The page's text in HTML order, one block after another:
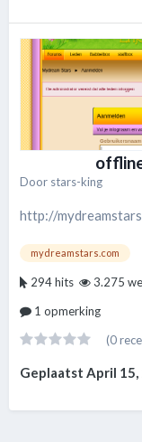
Door stars-king
http://
mydreamstars.com
294 hits
3.275
1 opmerking
(0
Geplaatst April 15,